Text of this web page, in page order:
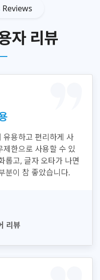
Reviews
자 리뷰
유용하고 편리하게 사
한으로 사용할 수 있
롭고, 글자 오타가 나면
분이 참 좋았습니다.
리뷰